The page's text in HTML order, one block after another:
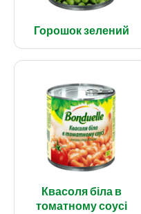
Горошок зелений
Квасоля біла в
томатному соусі